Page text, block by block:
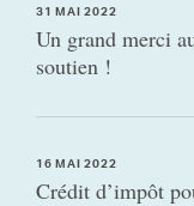
31 MAI 2022
Un grand merci
soutien !
16 MAI 2022
Crédit d’impôt